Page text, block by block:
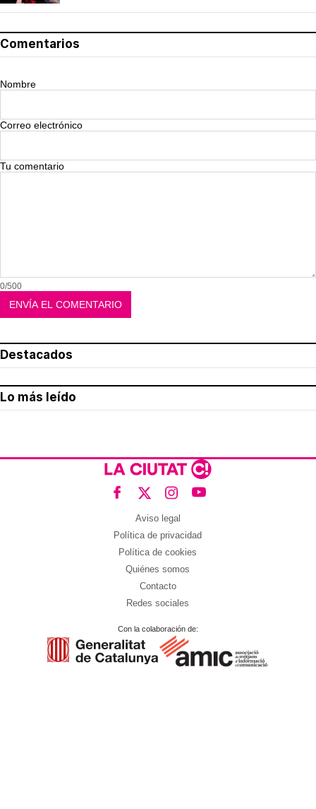
Comentarios
Nombre
Correo electrónico
Tu comentario
0/500
Destacados
Lo más leído
Aviso legal
Política de privacidad
Política de cookies
Quiénes somos
Contacto
Redes sociales
Con la colaboración de: